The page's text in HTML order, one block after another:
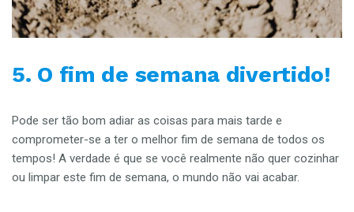
5. O fim de semana divertido!
Pode ser tão bom adiar as coisas para mais tarde e
comprometer-se a ter o melhor fim de semana de todos os
tempos! A verdade é que se você realmente não quer cozinhar
ou limpar este fim de semana, o mundo não vai acabar.